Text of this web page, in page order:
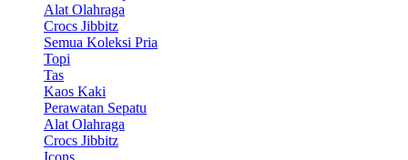
Alat Olahraga
Crocs Jibbitz
Semua Koleksi Pria
Topi
Tas
Kaos Kaki
Perawatan Sepatu
Alat Olahraga
Crocs Jibbitz